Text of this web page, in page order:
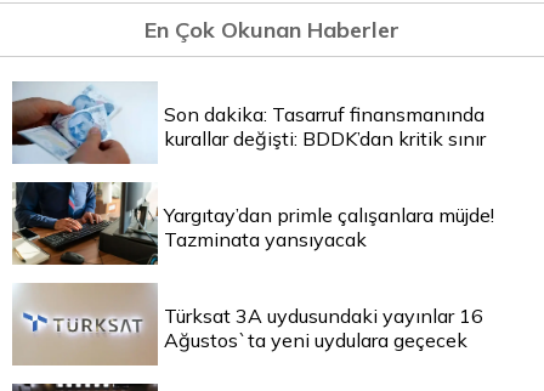
En Çok Okunan Haberler
Son dakika: Tasarruf finansmanında
kurallar değişti: BDDK’dan kritik sınır
Yargıtay’dan primle çalışanlara müjde!
Tazminata yansıyacak
Türksat 3A uydusundaki yayınlar 16
Ağustos`ta yeni uydulara geçecek